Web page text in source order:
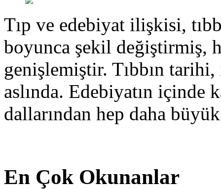
Tıp ve edebiyat ilişkisi,
boyunca şekil değiştirmiş,
genişlemiştir. Tıbbın
aslında. Edebiyatın içinde
dallarından hep daha
En Çok Okunanlar